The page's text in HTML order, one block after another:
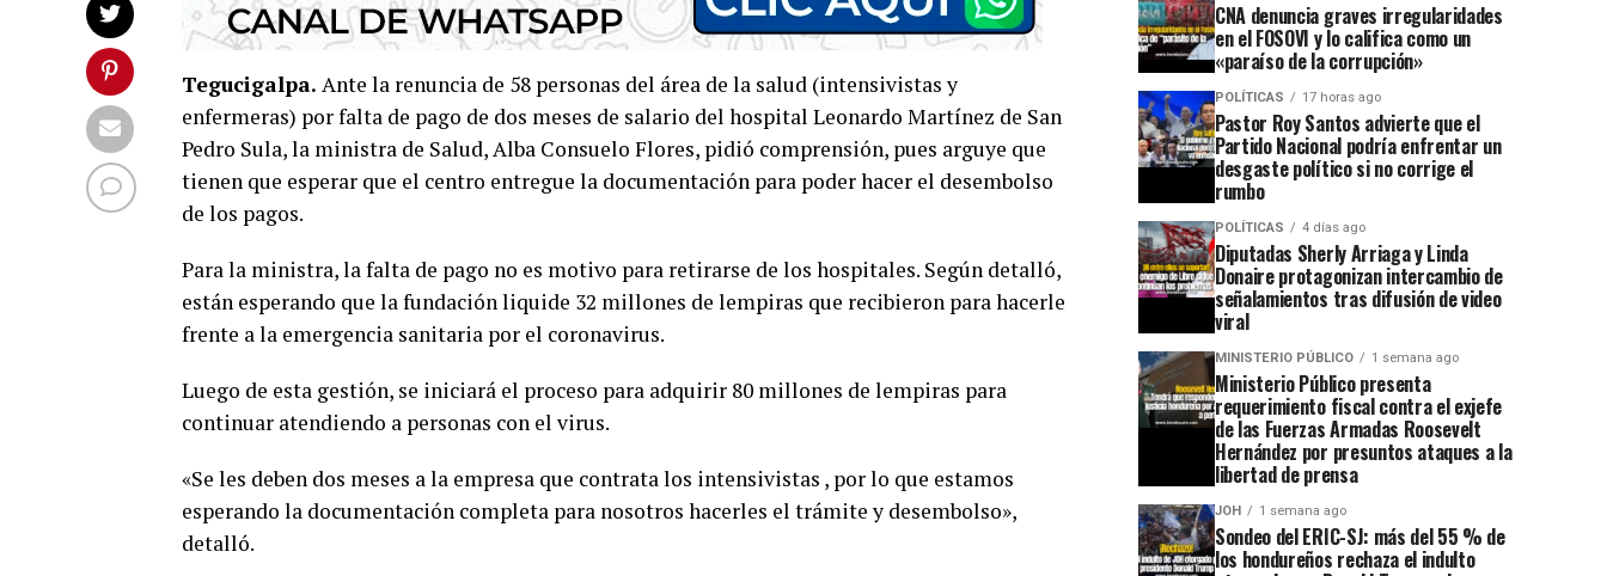
Tegucigalpa. Ante la renuncia de 58 personas del área de la salud (intensivistas y
enfermeras) por falta de pago de dos meses de salario del hospital Leonardo Martínez de San
Pedro Sula, la ministra de Salud, Alba Consuelo Flores, pidió comprensión, pues arguye que
tienen que esperar que el centro entregue la documentación para poder hacer el desembolso
de los pagos.
Para la ministra, la falta de pago no es motivo para retirarse de los hospitales. Según detalló,
están esperando que la fundación liquide 32 millones de lempiras que recibieron para hacerle
frente a la emergencia sanitaria por el coronavirus.
Luego de esta gestión, se iniciará el proceso para adquirir 80 millones de lempiras para
continuar atendiendo a personas con el virus.
«Se les deben dos meses a la empresa que contrata los intensivistas , por lo que estamos
esperando la documentación completa para nosotros hacerles el trámite y desembolso»,
detalló.
CNA denuncia graves irregularidades
en el FOSOVI y lo califica como un
«paraíso de la corrupción»
POLÍTICAS 17 horas ago
Pastor Roy Santos advierte que el
Partido Nacional podría enfrentar un
desgaste político si no corrige el
rumbo
POLÍTICAS 4 días ago
Diputadas Sherly Arriaga y Linda
Donaire protagonizan intercambio de
señalamientos tras difusión de video
viral
MINISTERIO PÚBLICO 1 semana ago
Ministerio Público presenta
requerimiento fiscal contra el exjefe
de las Fuerzas Armadas Roosevelt
Hernández por presuntos ataques a la
libertad de prensa
JOH 1 semana ago
Sondeo del ERIC-SJ: más del 55 % de
los hondureños rechaza el indulto